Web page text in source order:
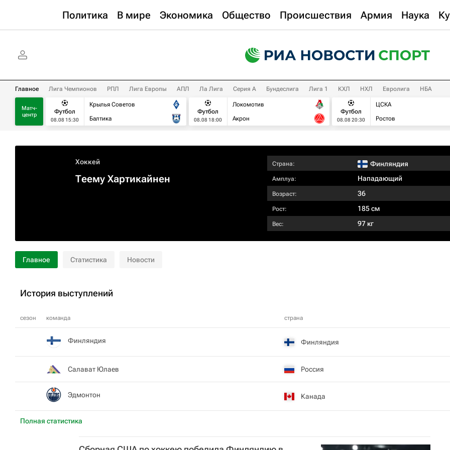
Политика В мире Экономика Общество Происшествия Армия Наука
Главное Лига Чемпионов РПЛ Лига Европы АПЛ Ла Лига Серия А Бундеслига Лига 1 КХЛ НХЛ Евролига НБА
Матч-
центр
Футбол
08.08 15:30
Крылья Советов
Балтика
Футбол
08.08 18:00
Локомотив
Акрон
Футбол
08.08 20:30
ЦСКА
Ростов
Хоккей
Теему Хартикайнен
Страна: Финляндия
Амплуа: Нападающий
Возраст: 36
Рост: 185 см
Вес: 97 кг
Главное Статистика Новости
История выступлений
сезон команда страна
Полная статистика
Финляндия Финляндия
Салават Юлаев Россия
Эдмонтон Канада